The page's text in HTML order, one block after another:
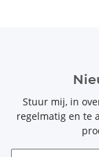
Stuur mij, in
regelmatig en te